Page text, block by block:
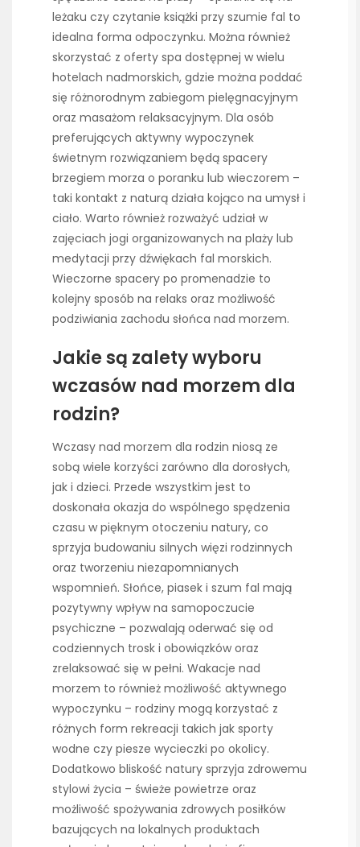
leżaku czy czytanie książki przy szumie fal to
idealna forma odpoczynku. Można również
skorzystać z oferty spa dostępnej w wielu
hotelach nadmorskich, gdzie można poddać
się różnorodnym zabiegom pielęgnacyjnym
oraz masażom relaksacyjnym. Dla osób
preferujących aktywny wypoczynek
świetnym rozwiązaniem będą spacery
brzegiem morza o poranku lub wieczorem –
taki kontakt z naturą działa kojąco na umysł i
ciało. Warto również rozważyć udział w
zajęciach jogi organizowanych na plaży lub
medytacji przy dźwiękach fal morskich.
Wieczorne spacery po promenadzie to
kolejny sposób na relaks oraz możliwość
podziwiania zachodu słońca nad morzem.
Jakie są zalety wyboru
wczasów nad morzem dla
rodzin?
Wczasy nad morzem dla rodzin niosą ze
sobą wiele korzyści zarówno dla dorosłych,
jak i dzieci. Przede wszystkim jest to
doskonała okazja do wspólnego spędzenia
czasu w pięknym otoczeniu natury, co
sprzyja budowaniu silnych więzi rodzinnych
oraz tworzeniu niezapomnianych
wspomnień. Słońce, piasek i szum fal mają
pozytywny wpływ na samopoczucie
psychiczne – pozwalają oderwać się od
codziennych trosk i obowiązków oraz
zrelaksować się w pełni. Wakacje nad
morzem to również możliwość aktywnego
wypoczynku – rodziny mogą korzystać z
różnych form rekreacji takich jak sporty
wodne czy piesze wycieczki po okolicy.
Dodatkowo bliskość natury sprzyja zdrowemu
stylowi życia – świeże powietrze oraz
możliwość spożywania zdrowych posiłków
bazujących na lokalnych produktach